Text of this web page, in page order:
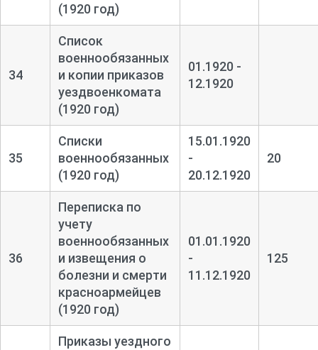
(1920 год)
34
Список
военнообязанных
и копии приказов
уездвоенкомата
(1920 год)
01.1920 -
12.1920
35
Списки
военнообязанных
(1920 год)
15.01.1920
-
20.12.1920
20
36
Переписка по
учету
военнообязанных
и извещения о
болезни и смерти
красноармейцев
(1920 год)
01.01.1920
-
11.12.1920
125
Приказы уездного